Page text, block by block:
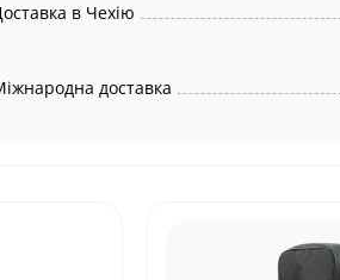
в Чехію
доставка